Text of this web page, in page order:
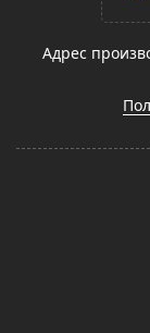
Адрес